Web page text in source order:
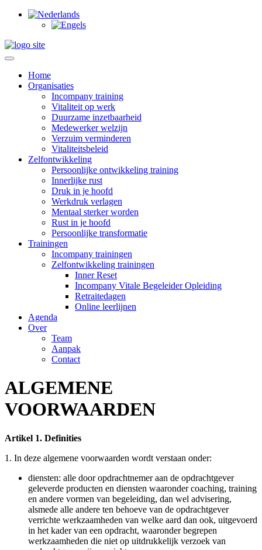
Home
Organisaties
Incompany training
Vitaliteit op werk
Duurzame inzetbaarheid
Medewerker welzijn
Verzuim verminderen
Vitaliteitsbeleid
Zelfontwikkeling
Persoonlijke ontwikkeling training
Innerlijke rust
Druk in je hoofd
Werkdruk verlagen
Mentaal sterker worden
Rust in je hoofd
Persoonlijke transformatie
Trainingen
Incompany trainingen
Zelfontwikkeling trainingen
Inner Reset
Incompany Vitale Begeleider Opleiding
Retraitedagen
Online leerlijnen
Agenda
Over
Team
Aanpak
Contact
ALGEMENE
VOORWAARDEN
Artikel 1. Definities
1. In deze algemene voorwaarden wordt verstaan onder:
diensten: alle door opdrachtnemer aan de opdrachtgever
geleverde producten en diensten waaronder coaching, training
en andere vormen van begeleiding, dan wel advisering,
alsmede alle andere ten behoeve van de opdrachtgever
verrichte werkzaamheden van welke aard dan ook, uitgevoerd
in het kader van een opdracht, waaronder begrepen
werkzaamheden die niet op uitdrukkelijk verzoek van